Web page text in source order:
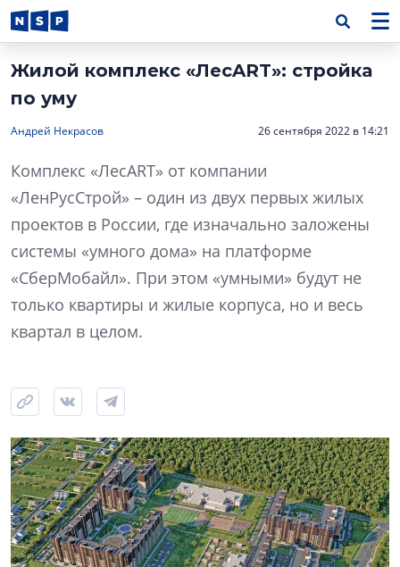
Жилой комплекс «ЛесART»: стройка
по уму
Андрей Некрасов 26 сентября 2022 в 14:21
Комплекс «ЛесART» от компании
«ЛенРусСтрой» – один из двух первых жилых
проектов в России, где изначально заложены
системы «умного дома» на платформе
«СберМобайл». При этом «умными» будут не
только квартиры и жилые корпуса, но и весь
квартал в целом.